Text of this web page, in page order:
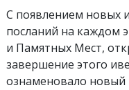
С появлением новых
посланий на каждом
и Памятных Мест,
завершение этого
ознаменовало новый